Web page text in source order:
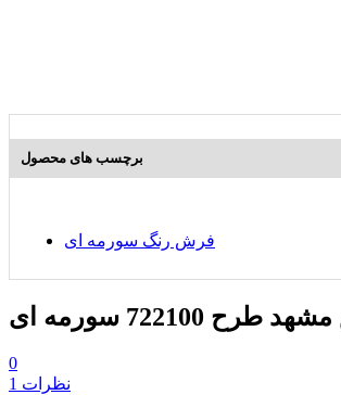
برچسب های محصول
فرش رنگ سورمه ای
722100 سورمه ای
0
1 نظرات